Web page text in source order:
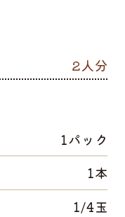
2人分
1パック
1本
1/4玉